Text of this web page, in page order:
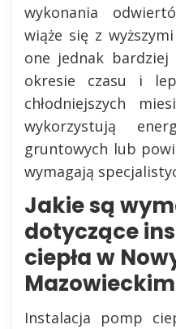
wykonania
wiąże się z
one jednak bardziej
okresie czasu i
chłodniejszych
wykorzystują
gruntowych lub
wymagają
Jakie są
dotyczące
ciepła w
Mazowieckim
Instalacja pomp